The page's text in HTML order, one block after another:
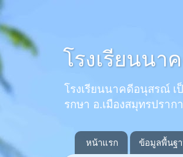
โรงเรียนน
โรงเรียนนาคดีอนุสรณ์
รกษา อ.เมืองสมุทรปรา
หน้าแรก ข้อมูลพื้นฐ